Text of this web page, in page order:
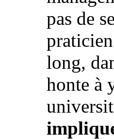
pas de
long,
honte à